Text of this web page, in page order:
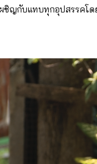
ผชิญกับแทบทุกอุปสรรค